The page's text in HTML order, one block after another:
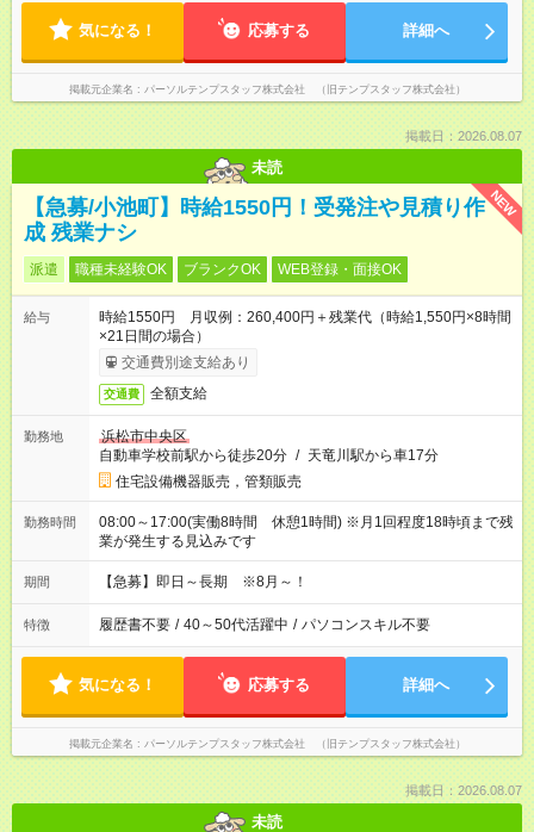
気になる！ 応募する 詳細へ
掲載元企業名 パーソルテンプスタッフ株式会社 （旧テンプスタッフ株式会社）
掲載日：2026.08.07
未読
NEW
【急募/小池町】時給1550円！受発注や見積り作
成 残業ナシ
派遣 職種未経験OK ブランクOK WEB登録・面接OK
給与
時給1550円 月収例：260,400円＋残業代（時給1,550円×8時間
×21日間の場合）
交通費別途支給あり
交通費 全額支給
勤務地
浜松市中央区
自動車学校前駅から徒歩20分 / 天竜川駅から車17分
住宅設備機器販売，管類販売
勤務時間
08:00～17:00(実働8時間 休憩1時間) ※月1回程度18時頃まで残
業が発生する見込みです
期間 【急募】即日～長期 ※8月～！
特徴 履歴書不要 / 40～50代活躍中 / パソコンスキル不要
気になる！ 応募する 詳細へ
掲載元企業名 パーソルテンプスタッフ株式会社 （旧テンプスタッフ株式会社）
掲載日：2026.08.07
未読